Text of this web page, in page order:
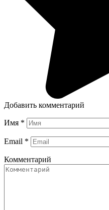
Добавить комментарий
Имя *
Email *
Комментарий